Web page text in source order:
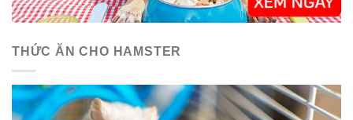
THỨC ĂN CHO HAMSTER